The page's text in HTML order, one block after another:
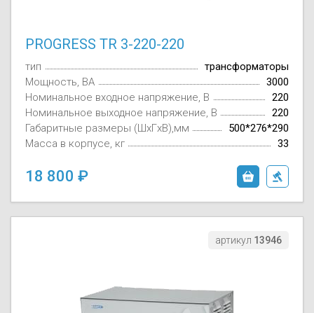
PROGRESS TR 3-220-220
тип
трансформаторы
Мощность, ВА
3000
Номинальное входное напряжение, В
220
Номинальное выходное напряжение, В
220
Габаритные размеры (ШxГxВ),мм
500*276*290
Масса в корпусе, кг
33
18 800
артикул 13946